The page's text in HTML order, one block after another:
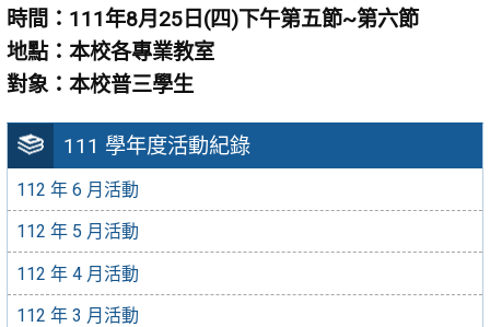
111 學年度活動紀錄
112 年 6 月活動
112 年 5 月活動
112 年 4 月活動
112 年 3 月活動
時間：111年8月25日(四)下午第五節~第六節
地點：本校各專業教室
對象：本校普三學生